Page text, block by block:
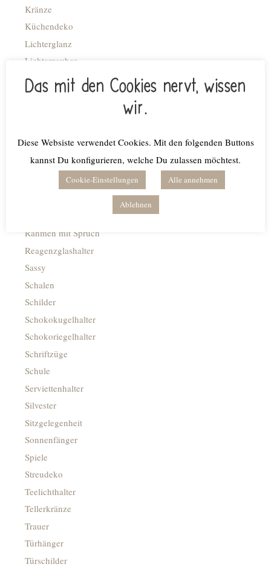
Kränze
Küchendeko
Lichterglanz
Lichterzauber
Lichtlein
Lichttüte
Magnete
Maritim
Mutter-/Vatertag
Rahmen mit Spruch
Reagenzglashalter
Sassy
Schalen
Schilder
Schokokugelhalter
Schokoriegelhalter
Schriftzüge
Schule
Serviettenhalter
Silvester
Sitzgelegenheit
Sonnenfänger
Spiele
Streudeko
Teelichthalter
Tellerkränze
Trauer
Türhänger
Türschilder
Das mit den Cookies nervt, wissen
wir.
Diese Websiste verwendet Cookies. Mit den folgenden Buttons
kannst Du konfigurieren, welche Du zulassen möchtest.
Cookie-Einstellungen Alle annehmen
Ablehnen